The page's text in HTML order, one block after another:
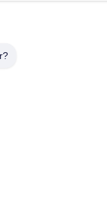
Le fournisseur.